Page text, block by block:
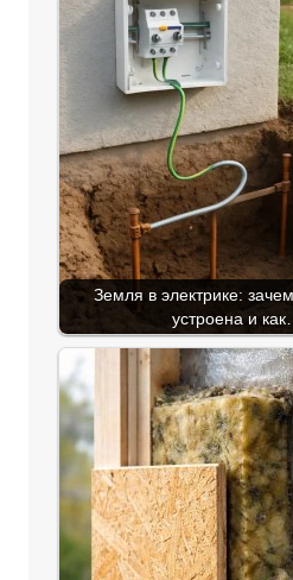
Земля в электрике:
устроена и как…